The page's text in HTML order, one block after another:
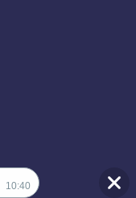
10:40